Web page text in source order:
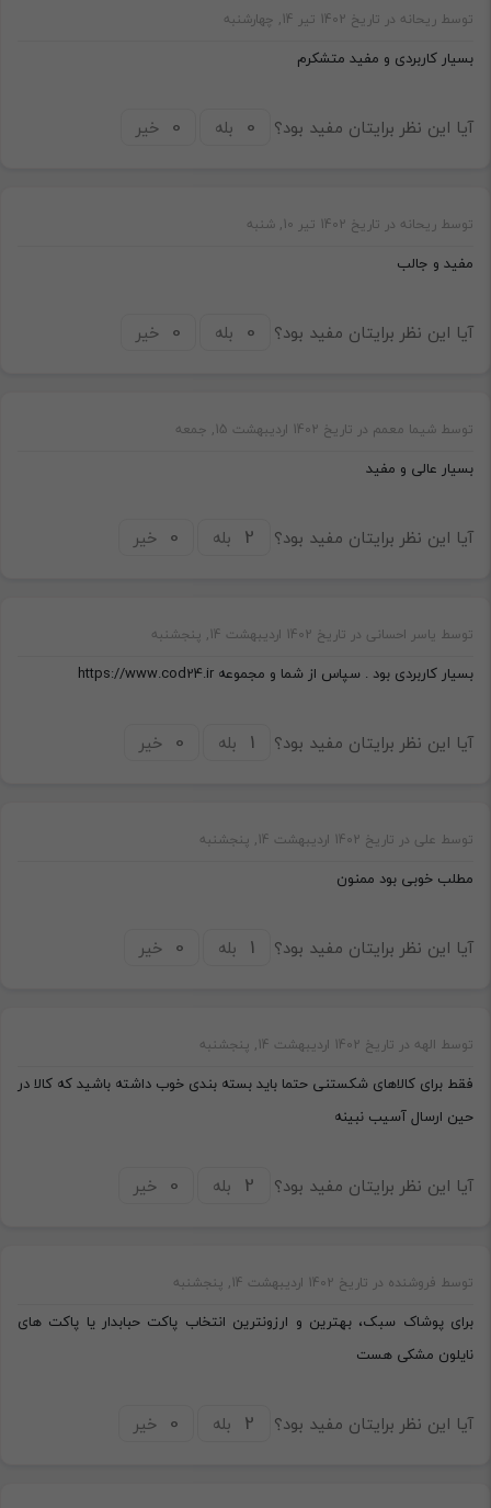
توسط ریحانه در تاریخ 1402 تیر 14, چهارشنبه
بسیار کاربردی و مفید متشکرم
آیا این نظر برایتان مفید بود؟
توسط ریحانه در تاریخ 1402 تیر 10, شنبه
مفید و جالب
آیا این نظر برایتان مفید بود؟
توسط شیما معمم در تاریخ 1402 اردیبهشت 15, جمعه
بسیار عالی و مفید
آیا این نظر برایتان مفید بود؟
توسط یاسر احسانی در تاریخ 1402 اردیبهشت 14, پنجشنبه
بسیار کاربردی بود . سپاس از شما و مجموعه https://www.cod24.ir
آیا این نظر برایتان مفید بود؟
توسط علی در تاریخ 1402 اردیبهشت 14, پنجشنبه
مطلب خوبی بود ممنون
آیا این نظر برایتان مفید بود؟
توسط الهه در تاریخ 1402 اردیبهشت 14, پنجشنبه
فقط برای کالاهای شکستنی حتما باید بسته بندی خوب داشته باشید که کالا در
حین ارسال آسیب نبینه
آیا این نظر برایتان مفید بود؟
توسط فروشنده در تاریخ 1402 اردیبهشت 14, پنجشنبه
برای پوشاک سبک، بهترین و ارزونترین انتخاب پاکت حبابدار یا پاکت های
نایلون مشکی هست
آیا این نظر برایتان مفید بود؟